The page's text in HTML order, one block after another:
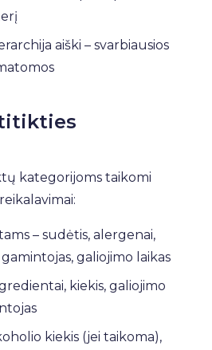
aiški – svarbiausios
kategorijoms taikomi
– sudėtis, alergenai,
galiojimo laikas
kiekis, galiojimo
kiekis (jei taikoma),